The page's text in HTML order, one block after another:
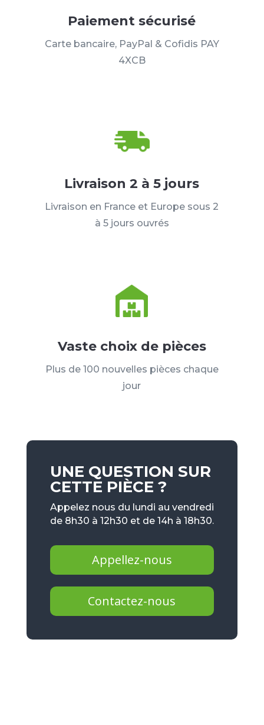
Paiement sécurisé
Carte bancaire, PayPal & Cofidis PAY
4XCB
Livraison 2 à 5 jours
Livraison en France et Europe sous 2
à 5 jours ouvrés
Vaste choix de pièces
Plus de 100 nouvelles pièces chaque
jour
UNE QUESTION SUR
CETTE PIÈCE ?
Appelez nous du lundi au vendredi
de 8h30 à 12h30 et de 14h à 18h30.
Appellez-nous
Contactez-nous